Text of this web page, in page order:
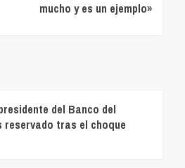
mucho y es un ejemplo»
del Banco del
reservado tras el choque